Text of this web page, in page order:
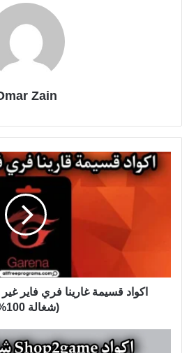
Zain
(شغالة 100%)